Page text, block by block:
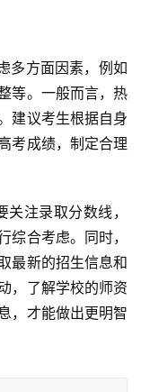
等。一般而言，热
建议考生根据自身
考成绩，制定合理
综合考虑。同时，
最新的招生信息和
，了解学校的师资
，才能做出更明智